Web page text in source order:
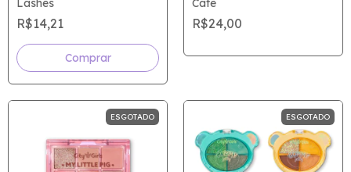
Lashes
R$14,21
Café
R$24,00
ESGOTADO ESGOTADO